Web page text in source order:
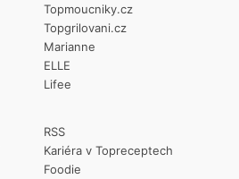
RSS
Kariéra v Topreceptech
Foodie
Topmoucniky.cz
Topgrilovani.cz
Marianne
ELLE
Lifee